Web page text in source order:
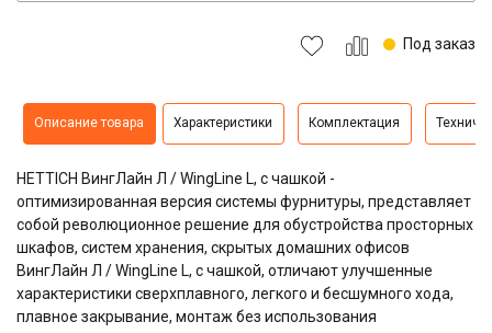
Под заказ
Описание товара Характеристики Комплектация
HETTICH ВингЛайн Л / WingLine L, с чашкой -
оптимизированная версия системы фурнитуры, представляет
собой революционное решение для обустройства просторных
шкафов, систем хранения, скрытых домашних офисов
ВингЛайн Л / WingLine L, с чашкой, отличают улучшенные
характеристики сверхплавного, легкого и бесшумного хода,
плавное закрывание, монтаж без использования